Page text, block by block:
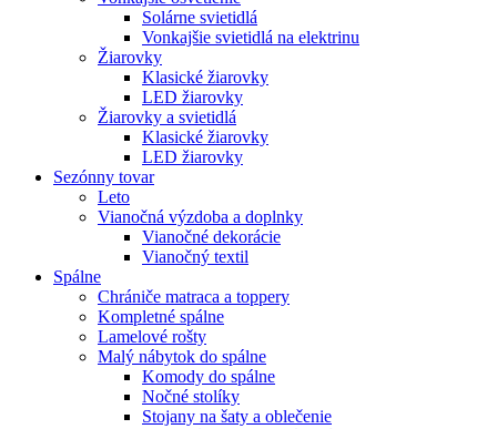
Solárne svietidlá
Vonkajšie svietidlá na elektrinu
Žiarovky
Klasické žiarovky
LED žiarovky
Žiarovky a svietidlá
Klasické žiarovky
LED žiarovky
Sezónny tovar
Leto
Vianočná výzdoba a doplnky
Vianočné dekorácie
Vianočný textil
Spálne
Chrániče matraca a toppery
Kompletné spálne
Lamelové rošty
Malý nábytok do spálne
Komody do spálne
Nočné stolíky
Stojany na šaty a oblečenie